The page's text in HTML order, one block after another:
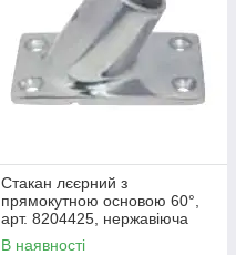
Стакан лєєрний з
прямокутною основою 60°,
арт. 8204425, нержавіюча
сталь А4, 25мм
В наявності